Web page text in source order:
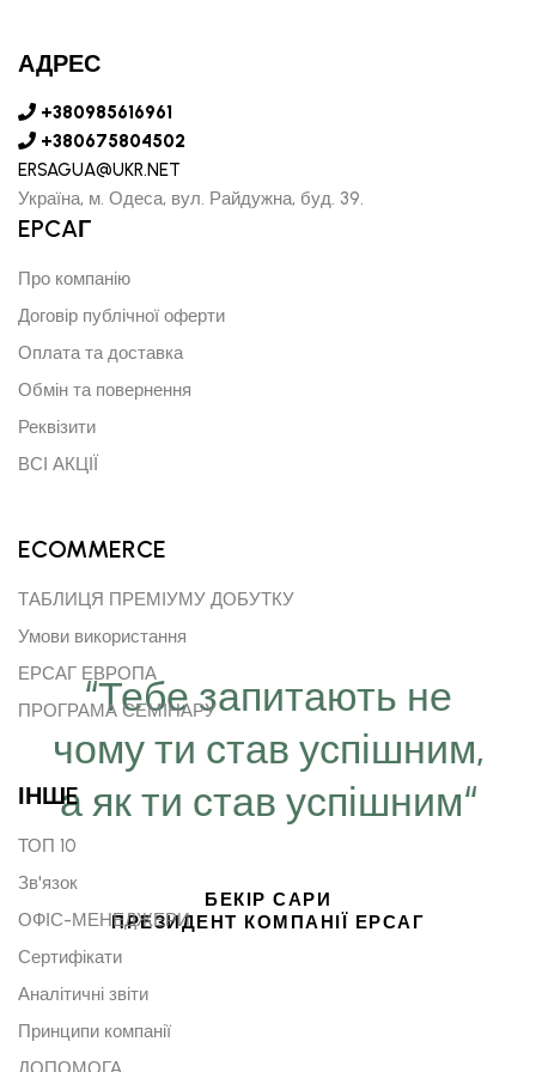
“Тебе запитають не
чому ти став успішним,
а як ти став успішним“
БЕКІР САРИ
ПРЕЗИДЕНТ КОМПАНІЇ ЕРСАГ
АДРЕС
+380985616961
+380675804502
ERSAGUA@UKR.NET
Україна, м. Одеса, вул. Райдужна, буд. 39.
EPCAГ
Про компанію
Договір публічної оферти
Оплата та доставка
Обмін та повернення
Реквізити
ВСІ АКЦІЇ
ECOMMERCE
ТАБЛИЦЯ ПРЕМІУМУ ДОБУТКУ
Умови використання
ЕРСАГ ЕВРОПА
ПРОГРАМА СЕМІНАРУ
ІНШE
ТОП 10
Зв'язок
ОФІС-МЕНЕДЖЕРИ
Сертифікати
Аналітичні звіти
Принципи компанії